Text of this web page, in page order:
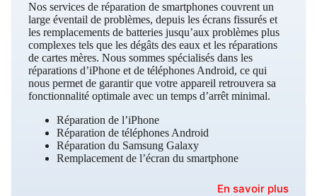
Nos services de réparation de smartphones couvrent un
large éventail de problèmes, depuis les écrans fissurés et
les remplacements de batteries jusqu’aux problèmes plus
complexes tels que les dégâts des eaux et les réparations
de cartes mères. Nous sommes spécialisés dans les
réparations d’iPhone et de téléphones Android, ce qui
nous permet de garantir que votre appareil retrouvera sa
fonctionnalité optimale avec un temps d’arrêt minimal.
Réparation de l’iPhone
Réparation de téléphones Android
Réparation du Samsung Galaxy
Remplacement de l’écran du smartphone
En savoir plus